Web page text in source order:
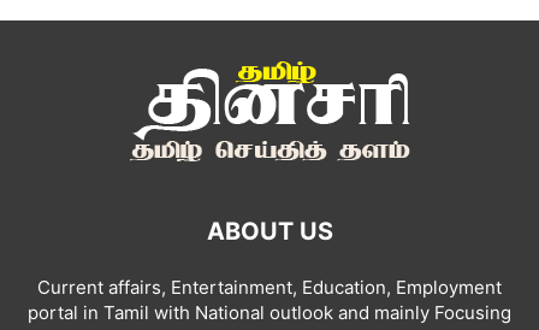
ABOUT US
Current affairs, Entertainment, Education, Employment
portal in Tamil with National outlook and mainly Focusing